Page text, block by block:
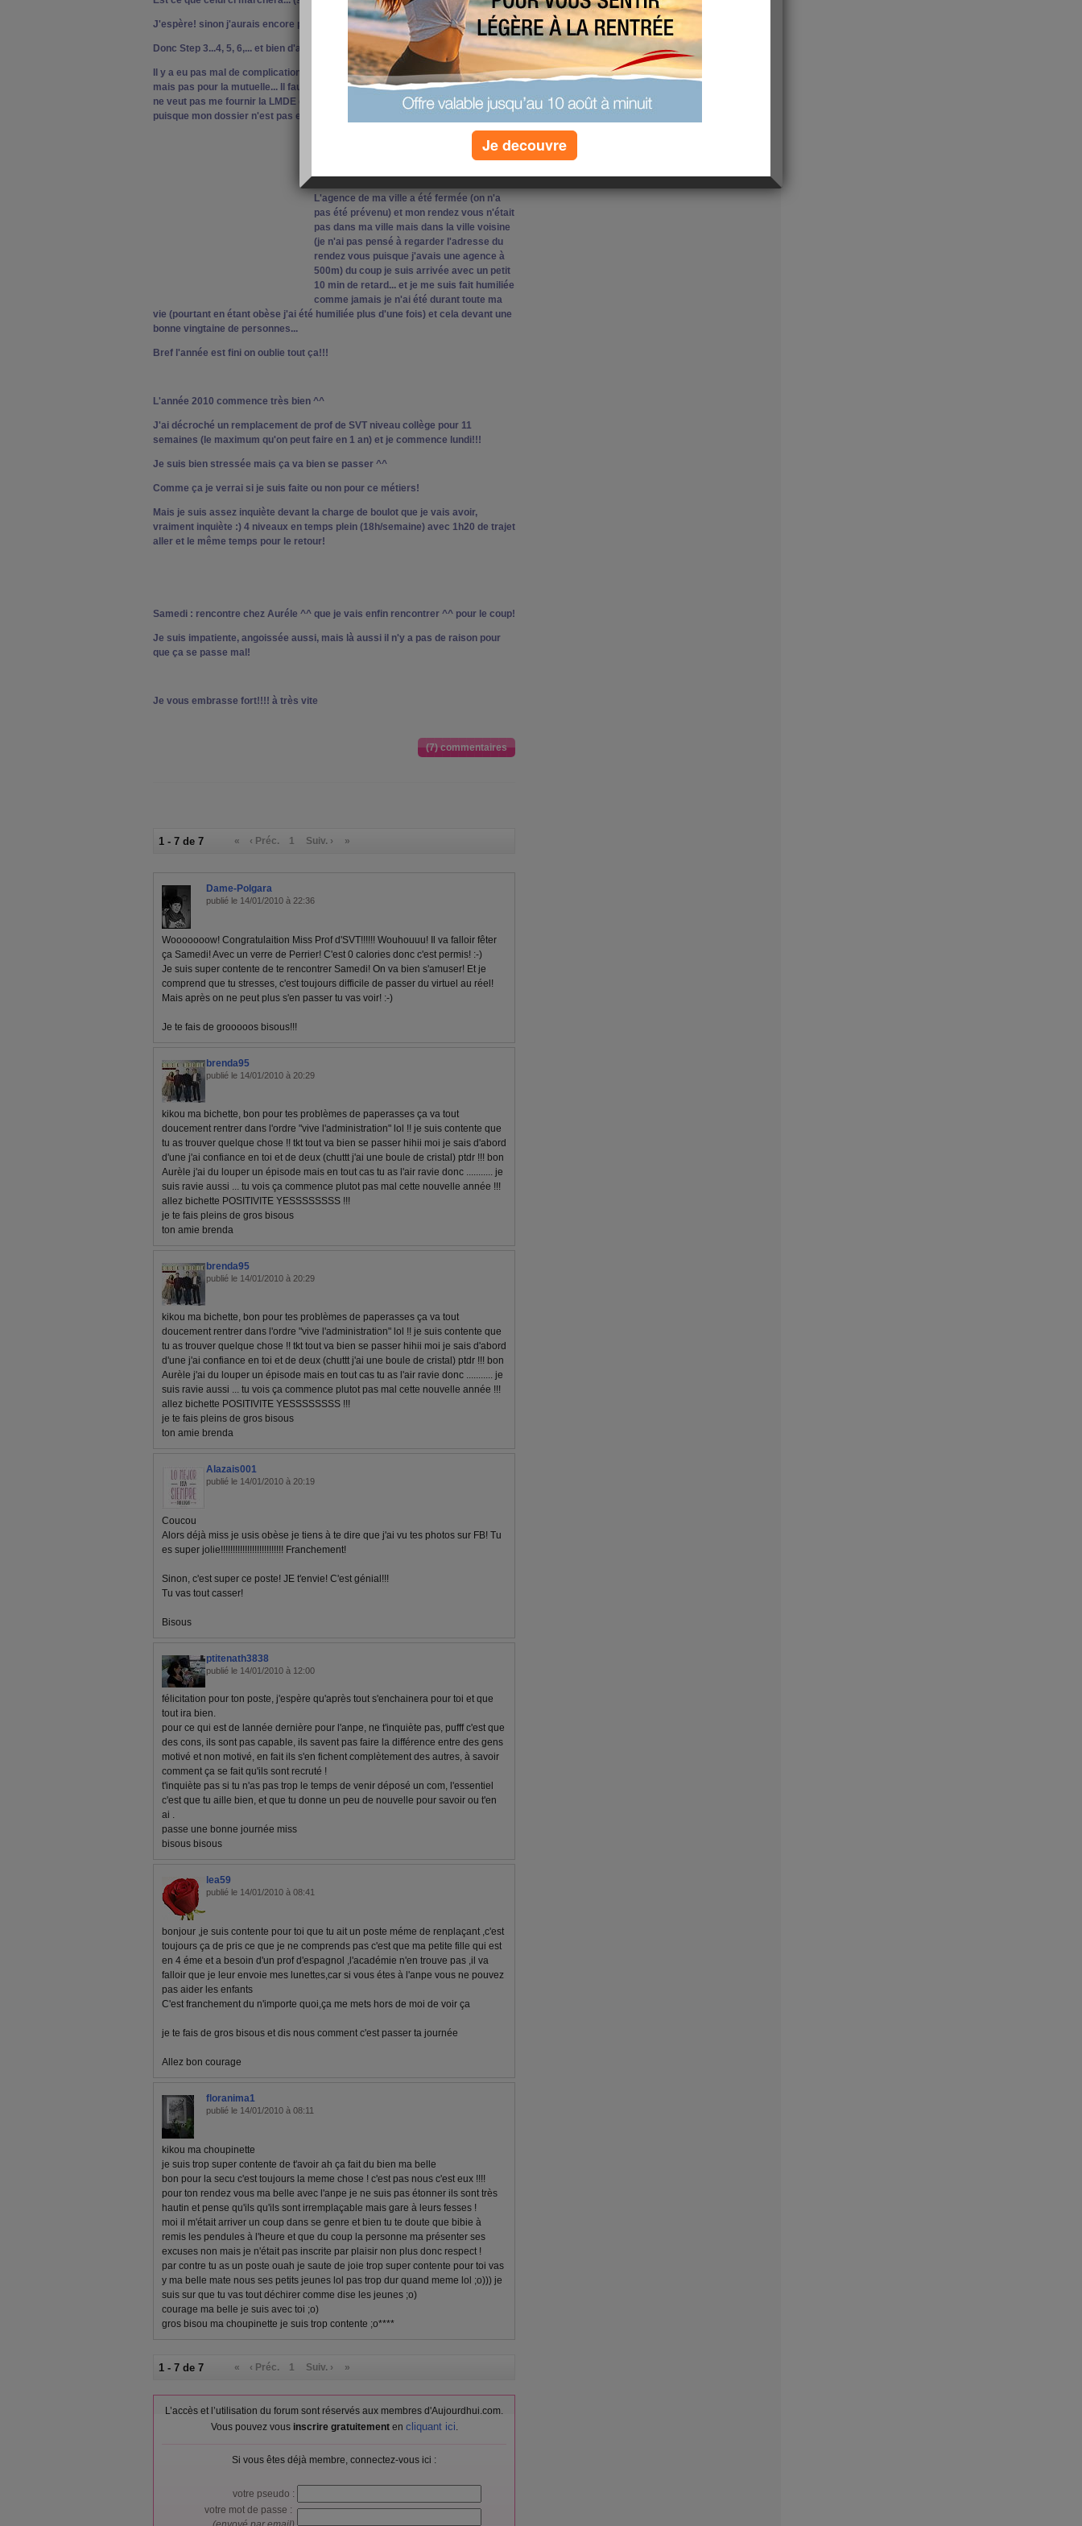
J'espère! sinon j'aurais encore passer du temps pour rien....
Donc Step 3...4, 5, 6,... et bien d'autres encore!!
Il y a eu pas mal de complications.... Les papiers sont envoyé pour la CPAM,
mais pas pour la mutuelle... Il faut que j'ai une attestation de carte (chose que
ne veut pas me fournir la LMDE et que la CPAM ne peut pas encore me fournir
puisque mon dossier n'est pas encore traité)
Sinon L'année c'est fini sur une très
L'agence de ma ville a été fermée (on n'a
pas été prévenu) et mon rendez vous n'était
pas dans ma ville mais dans la ville voisine
(je n'ai pas pensé à regarder l'adresse du
rendez vous puisque j'avais une agence à
500m) du coup je suis arrivée avec un petit
10 min de retard... et je me suis fait humiliée
comme jamais je n'ai été durant toute ma
vie (pourtant en étant obèse j'ai été humiliée plus d'une fois) et cela devant une
bonne vingtaine de personnes...
Bref l'année est fini on oublie tout ça!!!
L'année 2010 commence très bien ^^
J'ai décroché un remplacement de prof de SVT niveau collège pour 11
semaines (le maximum qu'on peut faire en 1 an) et je commence lundi!!!
Je suis bien stressée mais ça va bien se passer ^^
Comme ça je verrai si je suis faite ou non pour ce métiers!
Mais je suis assez inquiète devant la charge de boulot que je vais avoir,
vraiment inquiète :) 4 niveaux en temps plein (18h/semaine) avec 1h20 de trajet
aller et le même temps pour le retour!
Samedi : rencontre chez Auréle ^^ que je vais enfin rencontrer ^^ pour le coup!
Je suis impatiente, angoissée aussi, mais là aussi il n'y a pas de raison pour
que ça se passe mal!
Je vous embrasse fort!!!! à très vite
(7) commentaires
1 - 7 de 7 « ‹ Préc. 1 Suiv. › »
Dame-Polgara
publié le 14/01/2010 à 22:36
Wooooooow! Congratulaition Miss Prof d'SVT!!!!!! Wouhouuu! Il va falloir fêter
ça Samedi! Avec un verre de Perrier! C'est 0 calories donc c'est permis! :-)
Je suis super contente de te rencontrer Samedi! On va bien s'amuser! Et je
comprend que tu stresses, c'est toujours difficile de passer du virtuel au réel!
Mais après on ne peut plus s'en passer tu vas voir! :-)
Je te fais de grooooos bisous!!!
brenda95
publié le 14/01/2010 à 20:29
kikou ma bichette, bon pour tes problèmes de paperasses ça va tout
doucement rentrer dans l'ordre "vive l'administration" lol !! je suis contente que
tu as trouver quelque chose !! tkt tout va bien se passer hihii moi je sais d'abord
d'une j'ai confiance en toi et de deux (chuttt j'ai une boule de cristal) ptdr !!! bon
Aurèle j'ai du louper un épisode mais en tout cas tu as l'air ravie donc ........... je
suis ravie aussi ... tu vois ça commence plutot pas mal cette nouvelle année !!!
allez bichette POSITIVITE YESSSSSSSS !!!
je te fais pleins de gros bisous
ton amie brenda
brenda95
publié le 14/01/2010 à 20:29
kikou ma bichette, bon pour tes problèmes de paperasses ça va tout
doucement rentrer dans l'ordre "vive l'administration" lol !! je suis contente que
tu as trouver quelque chose !! tkt tout va bien se passer hihii moi je sais d'abord
d'une j'ai confiance en toi et de deux (chuttt j'ai une boule de cristal) ptdr !!! bon
Aurèle j'ai du louper un épisode mais en tout cas tu as l'air ravie donc ........... je
suis ravie aussi ... tu vois ça commence plutot pas mal cette nouvelle année !!!
allez bichette POSITIVITE YESSSSSSSS !!!
je te fais pleins de gros bisous
ton amie brenda
Alazais001
publié le 14/01/2010 à 20:19
Coucou
Alors déjà miss je usis obèse je tiens à te dire que j'ai vu tes photos sur FB! Tu
es super jolie!!!!!!!!!!!!!!!!!!!!!!!!!! Franchement!
Sinon, c'est super ce poste! JE t'envie! C'est génial!!!
Tu vas tout casser!
Bisous
ptitenath3838
publié le 14/01/2010 à 12:00
félicitation pour ton poste, j'espère qu'après tout s'enchainera pour toi et que
tout ira bien.
pour ce qui est de lannée dernière pour l'anpe, ne t'inquiète pas, pufff c'est que
des cons, ils sont pas capable, ils savent pas faire la différence entre des gens
motivé et non motivé, en fait ils s'en fichent complètement des autres, à savoir
comment ça se fait qu'ils sont recruté !
t'inquiète pas si tu n'as pas trop le temps de venir déposé un com, l'essentiel
c'est que tu aille bien, et que tu donne un peu de nouvelle pour savoir ou t'en
ai .
passe une bonne journée miss
bisous bisous
lea59
publié le 14/01/2010 à 08:41
bonjour ,je suis contente pour toi que tu ait un poste méme de renplaçant ,c'est
toujours ça de pris ce que je ne comprends pas c'est que ma petite fille qui est
en 4 éme et a besoin d'un prof d'espagnol ,l'académie n'en trouve pas ,il va
falloir que je leur envoie mes lunettes,car si vous étes à l'anpe vous ne pouvez
pas aider les enfants
C'est franchement du n'importe quoi,ça me mets hors de moi de voir ça
je te fais de gros bisous et dis nous comment c'est passer ta journée
Allez bon courage
floranima1
publié le 14/01/2010 à 08:11
kikou ma choupinette
je suis trop super contente de t'avoir ah ça fait du bien ma belle
bon pour la secu c'est toujours la meme chose ! c'est pas nous c'est eux !!!!
pour ton rendez vous ma belle avec l'anpe je ne suis pas étonner ils sont très
hautin et pense qu'ils qu'ils sont irremplaçable mais gare à leurs fesses !
moi il m'était arriver un coup dans se genre et bien tu te doute que bibie à
remis les pendules à l'heure et que du coup la personne ma présenter ses
excuses non mais je n'était pas inscrite par plaisir non plus donc respect !
par contre tu as un poste ouah je saute de joie trop super contente pour toi vas
y ma belle mate nous ses petits jeunes lol pas trop dur quand meme lol ;o))) je
suis sur que tu vas tout déchirer comme dise les jeunes ;o)
courage ma belle je suis avec toi ;o)
gros bisou ma choupinette je suis trop contente ;o****
1 - 7 de 7 « ‹ Préc. 1 Suiv. › »
L’accès et l’utilisation du forum sont réservés aux membres d'Aujourdhui.com.
Vous pouvez vous inscrire gratuitementen cliquant ici.
Si vous êtes déjà membre, connectez-vous ici :
votre pseudo :
votre mot de passe :
Je decouvre